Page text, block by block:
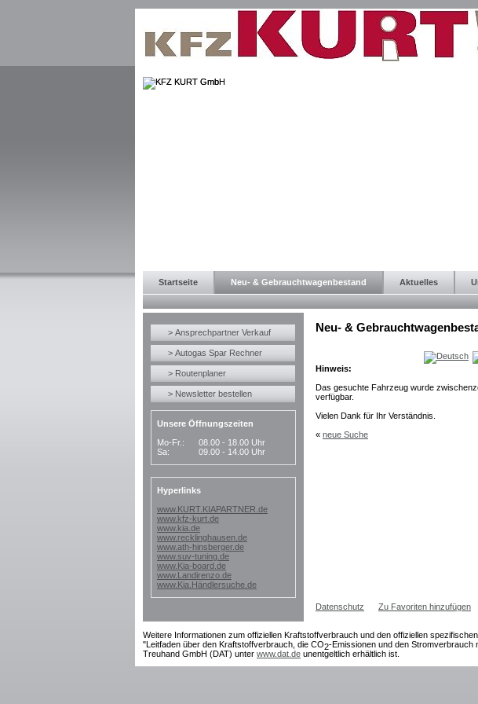
Startseite Neu- & Gebrauchtwagenbestand Aktuelles
> Ansprechpartner Verkauf
> Autogas Spar Rechner
> Routenplaner
> Newsletter bestellen
Unsere Öffnungszeiten
Mo-Fr.:
08.00 - 18.00 Uhr
Sa:
09.00 - 14.00 Uhr
Hyperlinks
www.KURT.KIAPARTNER.de
www.kfz-kurt.de
www.kia.de
www.recklinghausen.de
www.ath-hinsberger.de
www.suv-tuning.de
www.Kia-board.de
www.Landirenzo.de
www.Kia.Händlersuche.de
Neu- &
Hinweis:
Das gesuchte Fahrzeug wurde
verfügbar.
Vielen Dank für Ihr Verständnis.
« neue Suche
Datenschutz Zu Favoriten hinzufügen
Weitere Informationen zum offiziellen Kraftstoffverbrauch und den offiziellen
"Leitfaden über den Kraftstoffverbrauch, die CO2-Emissionen und den Stromverbrauch
Treuhand GmbH (DAT) unter www.dat.de unentgeltlich erhältlich ist.